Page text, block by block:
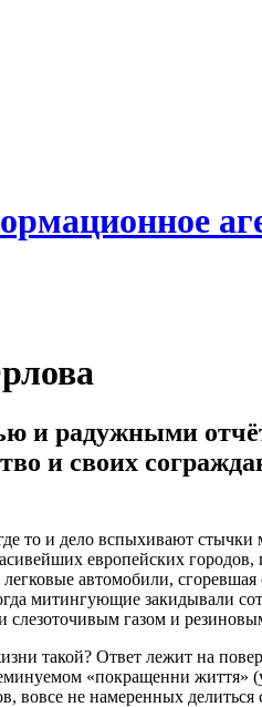
и радужными
и своих
то и дело вспыхивают
европейских
автомобили,
митингующие закидывали
слезоточивым газом и
такой? Ответ лежит на
«покращенни життя»
вовсе не намеренных